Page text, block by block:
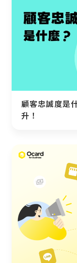
顧客忠誠度是
升！